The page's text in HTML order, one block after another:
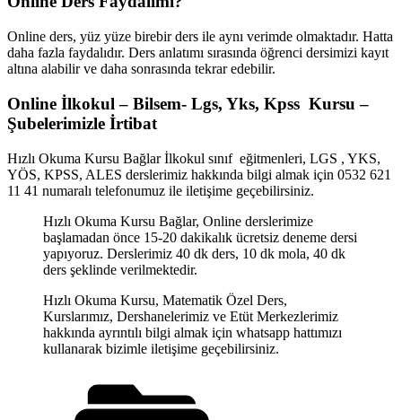
Online ders, yüz yüze birebir ders ile aynı verimde olmaktadır. Hatta
daha fazla faydalıdır. Ders anlatımı sırasında öğrenci dersimizi kayıt
altına alabilir ve daha sonrasında tekrar edebilir.
Online İlkokul – Bilsem- Lgs, Yks, Kpss Kursu –
Şubelerimizle İrtibat
Hızlı Okuma Kursu Bağlar İlkokul sınıf eğitmenleri, LGS , YKS,
YÖS, KPSS, ALES derslerimiz hakkında bilgi almak için 0532 621
11 41 numaralı telefonumuz ile iletişime geçebilirsiniz.
Hızlı Okuma Kursu Bağlar, Online derslerimize
başlamadan önce 15-20 dakikalık ücretsiz deneme dersi
yapıyoruz. Derslerimiz 40 dk ders, 10 dk mola, 40 dk
ders şeklinde verilmektedir.
Hızlı Okuma Kursu, Matematik Özel Ders,
Kurslarımız, Dershanelerimiz ve Etüt Merkezlerimiz
hakkında ayrıntılı bilgi almak için whatsapp hattımızı
kullanarak bizimle iletişime geçebilirsiniz.